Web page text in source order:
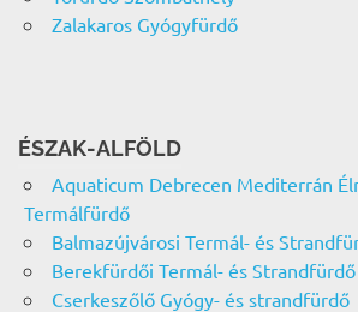
Zalakaros Gyógyfürdő
ÉSZAK-ALFÖLD
Aquaticum Debrecen Mediterrán
Termálfürdő
Balmazújvárosi Termál- és
Berekfürdői Termál- és Strandfürdő
Cserkeszőlő Gyógy- és strandfürdő